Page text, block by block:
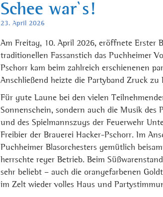
Schee war`s!
23. April 2026
Am Freitag, 10. April 2026, eröffnete Erster
traditionellen Fassanstich das Puchheimer
Pschorr kam beim zahlreich erschienenen
Anschließend heizte die Partyband Zruck
Für gute Laune bei den vielen
Sonnenschein, sondern auch die Musik des
und des Spielmannszugs der Feuerwehr
Freibier der Brauerei Hacker-Pschorr. Im
Puchheimer Blasorchesters gemütlich
herrschte reger Betrieb. Beim
sehr beliebt – auch die orangefarbenen
im Zelt wieder volles Haus und